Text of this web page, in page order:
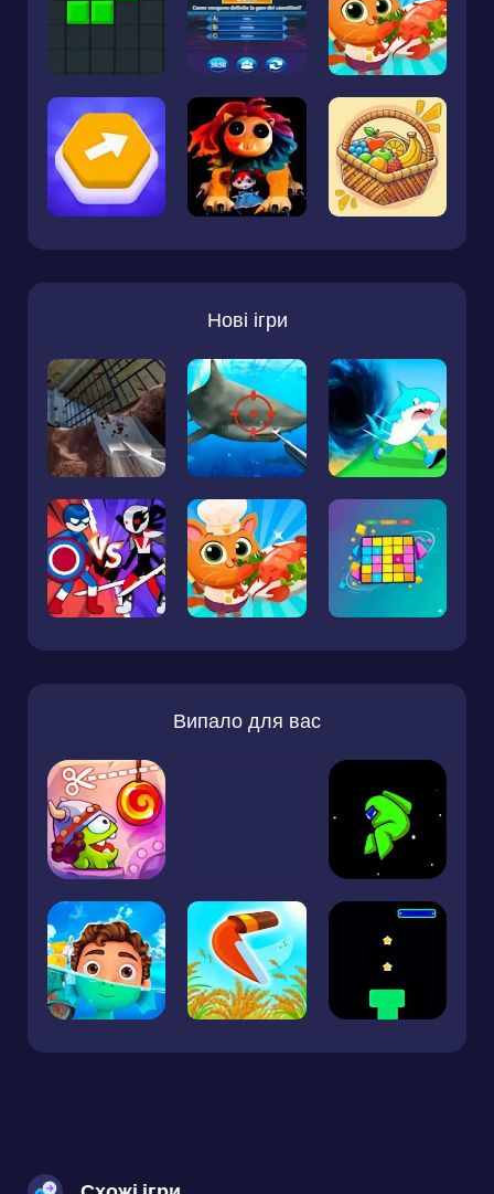
Нові ігри
Випало для вас